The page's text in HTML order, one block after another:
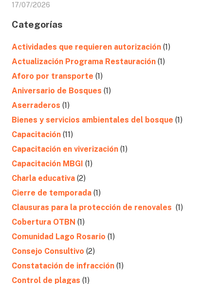
17/07/2026
Categorías
Actividades que requieren autorización (1)
Actualización Programa Restauración (1)
Aforo por transporte (1)
Aniversario de Bosques (1)
Aserraderos (1)
Bienes y servicios ambientales del bosque (1)
Capacitación (11)
Capacitación en viverización (1)
Capacitación MBGI (1)
Charla educativa (2)
Cierre de temporada (1)
Clausuras para la protección de renovales (1)
Cobertura OTBN (1)
Comunidad Lago Rosario (1)
Consejo Consultivo (2)
Constatación de infracción (1)
Control de plagas (1)